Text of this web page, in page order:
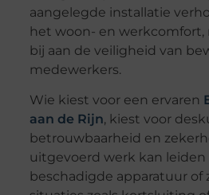
aangelegde installatie
het woon- en werkcomfort,
bij aan de veiligheid van
medewerkers.
Wie kiest voor een ervaren
aan de Rijn, kiest voor
betrouwbaarheid en
uitgevoerd werk kan
beschadigde apparatuur of